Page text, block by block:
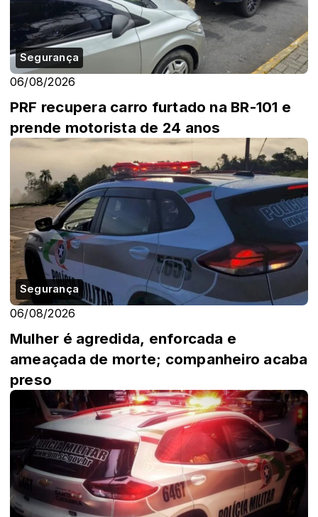
Segurança
06/08/2026
PRF recupera carro furtado na BR-101 e
prende motorista de 24 anos
Segurança
06/08/2026
Mulher é agredida, enforcada e
ameaçada de morte; companheiro acaba
preso